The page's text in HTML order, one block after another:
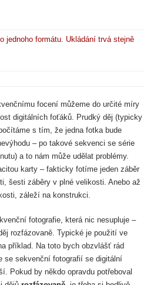
jednoho formátu. Ukládání trvá stejně
focení můžeme do určité míry
digitálních foťáků. Prudký děj (typicky
s tím, že jedna fotka bude
– po takové sekvenci se série
a to nám může udělat problémy.
karty – fakticky fotíme jeden záběr
šesti záběry v plné velikosti. Anebo až
záleží na konstrukci.
fotografie, která nic nesupluje –
rozfázovaně. Typické je použití ve
příklad. Na toto bych obzvlášť rád
se sekvenční fotografií se digitální
Pokud by někdo opravdu potřeboval